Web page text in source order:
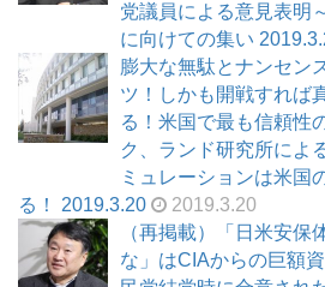
党議員による意見表明
に向けての集い
膨大な無駄とナンセン
ツ！しかも開戦すれば
る！米国で最も信頼性
ク、ランド研究所によ
ミュレーションは米国
る！ 2019.3.20
2019.3.20
（再掲載）「日米安保
な」はCIAからの巨額